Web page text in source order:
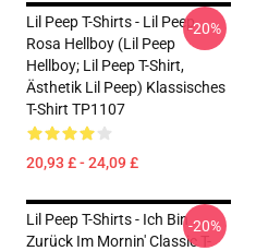
Lil Peep T-Shirts - Lil Peep
Rosa Hellboy (Lil Peep
Hellboy; Lil Peep T-Shirt,
Ästhetik Lil Peep) Klassisches
T-Shirt TP1107
20,93 £ - 24,09 £
-20%
Lil Peep T-Shirts - Ich Bin
Zurück Im Mornin' Classic T-
-20%